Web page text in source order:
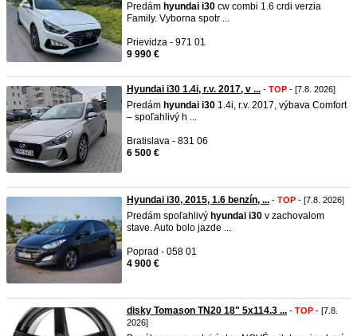
Predám hyundai i30 cw combi 1.6 crdi verzia
Family. Vyborna spotr ...
Prievidza - 971 01
9 990 €
Hyundai i30 1.4i, r.v. 2017, v ... - TOP - [7.8. 2026]
Predám hyundai i30 1.4i, r.v. 2017, výbava Comfort
– spoľahlivý h ...
Bratislava - 831 06
6 500 €
Hyundai i30, 2015, 1.6 benzín, ... - TOP - [7.8. 2026]
Predám spoľahlivý hyundai i30 v zachovalom
stave. Auto bolo jazde ...
Poprad - 058 01
4 900 €
disky Tomason TN20 18" 5x114.3 ... - TOP - [7.8.
2026]